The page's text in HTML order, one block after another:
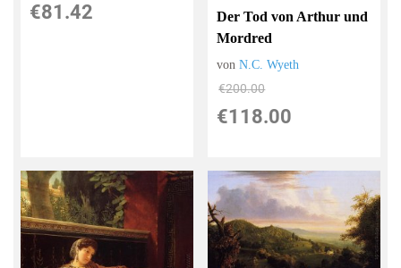
€81.42
Der Tod von Arthur und
Mordred
vonN.C. Wyeth
€200.00
€118.00